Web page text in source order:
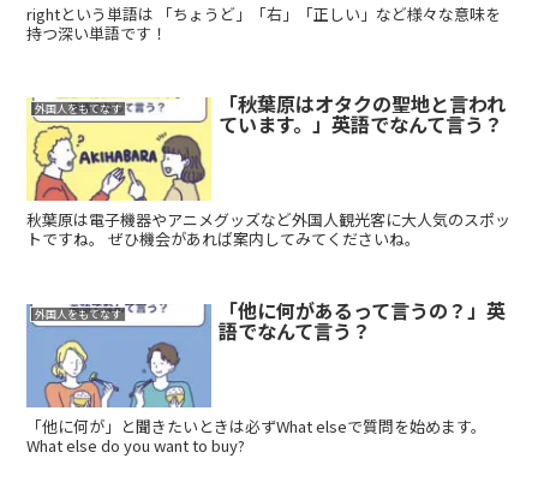
rightという単語は 「ちょうど」「右」「正しい」など様々な意味を
持つ深い単語です！
外国人をもてなす 「秋葉原はオタクの聖地と言われ
ています。」英語でなんて言う？
秋葉原は電子機器やアニメグッズなど外国人観光客に大人気のスポッ
トですね。 ぜひ機会があれば案内してみてくださいね。
外国人をもてなす 「他に何があるって言うの？」英
語でなんて言う？
「他に何が」と聞きたいときは必ずWhat elseで質問を始めます。
What else do you want to buy?